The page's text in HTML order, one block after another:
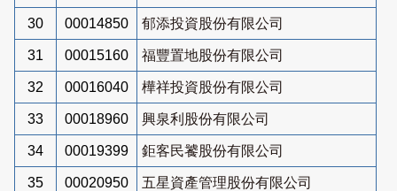
30 00014850 郁添投資股份有限公司
31 00015160 福豐置地股份有限公司
32 00016040 樺祥投資股份有限公司
33 00018960 興泉利股份有限公司
34 00019399 鉅客民饕股份有限公司
35 00020950 五星資產管理股份有限公司